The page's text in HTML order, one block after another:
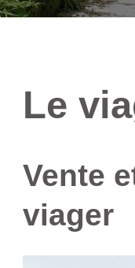
Le
Vente
viager